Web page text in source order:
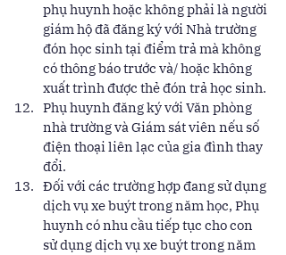
phụ huynh hoặc không phải là người
giám hộ đã đăng ký với Nhà trường
đón học sinh tại điểm trả mà không
có thông báo trước và/ hoặc không
xuất trình được thẻ đón trả học sinh.
Phụ huynh đăng ký với Văn phòng
nhà trường và Giám sát viên nếu số
điện thoại liên lạc của gia đình thay
đổi.
Đối với các trường hợp đang sử dụng
dịch vụ xe buýt trong năm học, Phụ
huynh có nhu cầu tiếp tục cho con
sử dụng dịch vụ xe buýt trong năm